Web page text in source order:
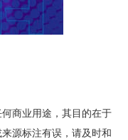
商业用途，其目的在于
源标注有误，请及时和